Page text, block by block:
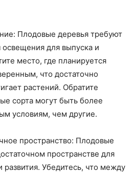
Плодовые деревья требуют
для выпуска и
место, где планируется
что достаточно
растений. Обратите
сорта могут быть более
условиям, чем другие.
пространство: Плодовые
пространстве для
развития. Убедитесь, что между